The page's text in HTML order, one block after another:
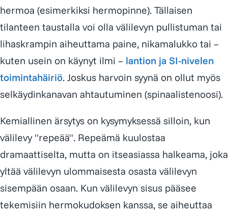
hermoa (esimerkiksi hermopinne). Tällaisen
tilanteen taustalla voi olla välilevyn pullistuman tai
lihaskrampin aiheuttama paine, nikamalukko tai –
kuten usein on käynyt ilmi – lantion ja SI-nivelen
toimintahäiriö. Joskus harvoin syynä on ollut myös
selkäydinkanavan ahtautuminen (spinaalistenoosi).
Kemiallinen ärsytys on kysymyksessä silloin, kun
välilevy "repeää". Repeämä kuulostaa
dramaattiselta, mutta on itseasiassa halkeama, joka
yltää välilevyn ulommaisesta osasta välilevyn
sisempään osaan. Kun välilevyn sisus pääsee
tekemisiin hermokudoksen kanssa, se aiheuttaa